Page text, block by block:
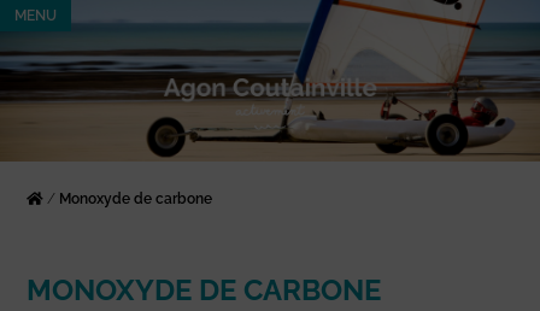
MENU
/ Monoxyde de carbone
MONOXYDE DE CARBONE